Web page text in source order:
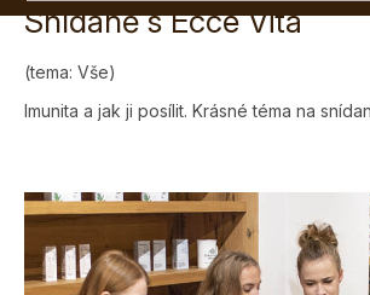
Snídaně s Ecce Vita
(tema: Vše)
Imunita a jak ji posílit. Krásné téma na